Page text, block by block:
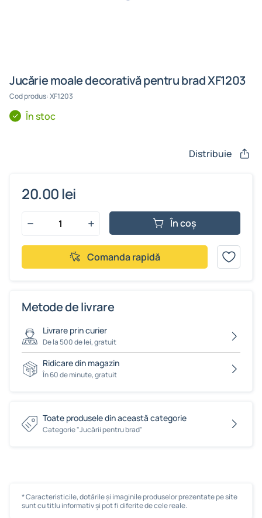
Jucărie moale decorativă pentru brad XF1203
Cod produs: XF1203
În stoc
Distribuie
20.00 lei
În coș
Comanda rapidă
Metode de livrare
Livrare prin curier
De la 500 de lei, gratuit
Ridicare din magazin
În 60 de minute, gratuit
Toate produsele din această categorie
Сategorie "Jucării pentru brad"
* Caracteristicile, dotările și imaginile produselor prezentate pe site
sunt cu titlu informativ și pot fi diferite de cele reale.